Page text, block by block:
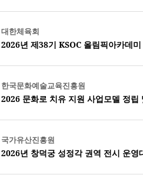
대한체육회
2026년 제38기 KSOC 올림픽아카데
한국문화예술교육진흥원
2026 문화로 치유 지원 사업모델 정립
국가유산진흥원
2026년 창덕궁 성정각 권역 전시 운영